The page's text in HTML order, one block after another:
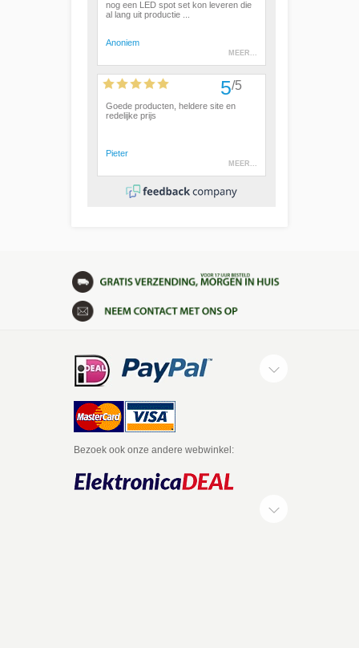
Bezoek ook onze andere webwinkel: